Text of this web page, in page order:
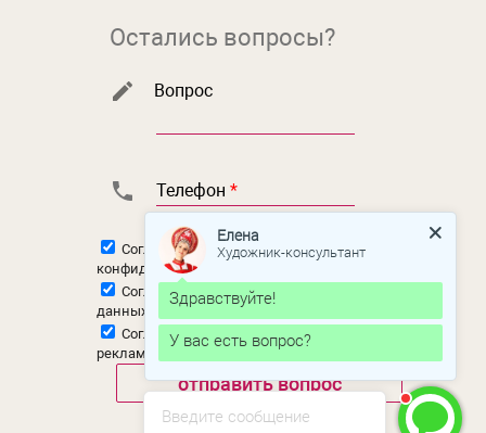
Остались вопросы?
Вопрос
Телефон *
Согласен сполитикой
конфиденциальности
Согласен на обработку персональных
данных
Согласен наполучение новостной и
рекламной рассылки
Введите сообщение
Елена
Художник-консультант
Здравствуйте!
У вас есть вопрос?